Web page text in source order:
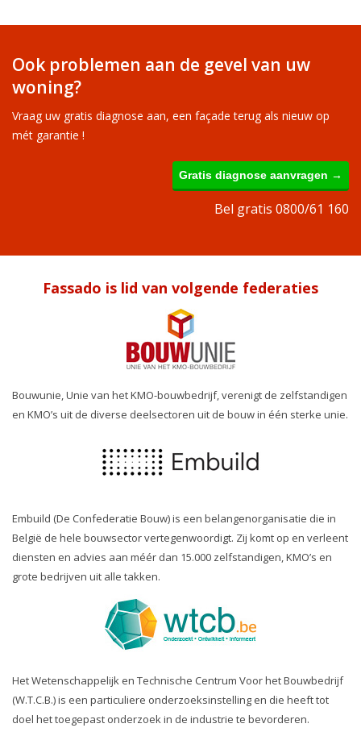
Ook problemen aan de gevel van uw
woning?
Vraag uw gratis diagnose aan, een façade terug als nieuw op
mét garantie !
Gratis diagnose aanvragen →
Bel gratis 0800/61 160
Fassado is lid van volgende federaties
Bouwunie, Unie van het KMO-bouwbedrijf, verenigt de zelfstandigen
en KMO’s uit de diverse deelsectoren uit de bouw in één sterke unie.
Embuild (De Confederatie Bouw) is een belangenorganisatie die in
België de hele bouwsector vertegenwoordigt. Zij komt op en verleent
diensten en advies aan méér dan 15.000 zelfstandigen, KMO’s en
grote bedrijven uit alle takken.
Het Wetenschappelijk en Technische Centrum Voor het Bouwbedrijf
(W.T.C.B.) is een particuliere onderzoeksinstelling en die heeft tot
doel het toegepast onderzoek in de industrie te bevorderen.